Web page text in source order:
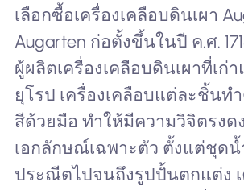
เลือกซื้อเครื่องเคลือบดินเผา
Augarten ก่อตั้งขึ้นในปี ค.ศ.
ผู้ผลิตเครื่องเคลือบดินเผาที่เก่
ยุโรป เครื่องเคลือบแต่ละชิ้นท
สีด้วยมือ ทำให้มีความวิจิตรงด
เอกลักษณ์เฉพาะตัว ตั้งแต่ชุด
ประณีตไปจนถึงรูปปั้นตกแต่ง เ